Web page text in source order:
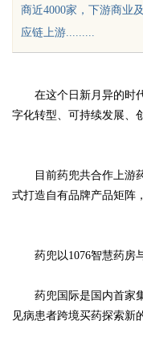
sc
!
商近4000家，下游商业
应链上游.........
在这个日新月异的时代
字化转型、可持续发展、
目前药兜共合作上游药
式打造自有品牌产品矩阵
药兜以1076智慧药房与
药兜国际是国内首家集
见病患者跨境买药探索新
武汉配眼镜 上海配眼镜